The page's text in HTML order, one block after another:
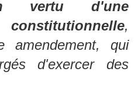
vertu d'une
,
qui
d'exercer des